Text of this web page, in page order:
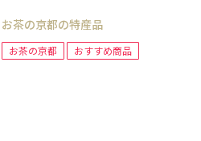
お茶の京都の特産品
お茶の京都 おすすめ商品